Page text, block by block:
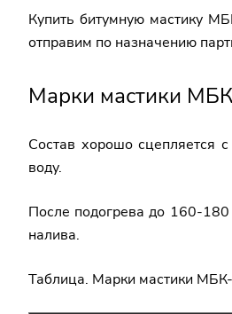
Купить битумную мастику
отправим по назначению
Марки мастики
Состав хорошо сцепляется
воду.
После подогрева до 160-180
налива.
Таблица. Марки мастики МБК-